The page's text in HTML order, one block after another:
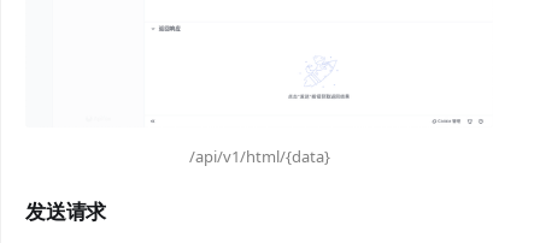
/api/v1/html/{data}
发送请求